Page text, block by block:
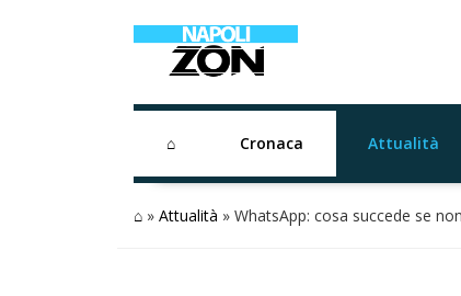
⌂ Cronaca Attualità
⌂ » Attualità » WhatsApp: cosa succede se